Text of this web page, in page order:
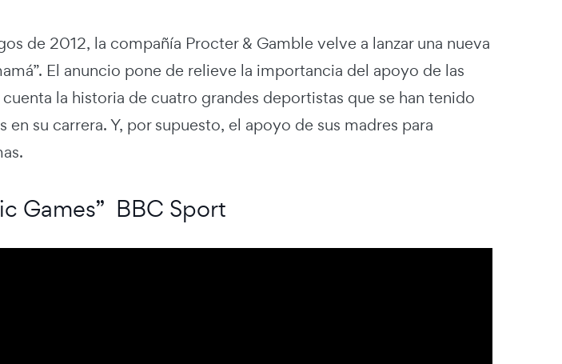
de 2012, la compañía Procter & Gamble velve a lanzar una nueva
El anuncio pone de relieve la importancia del apoyo de las
la historia de cuatro grandes deportistas que se han tenido
su carrera. Y, por supuesto, el apoyo de sus madres para
BBC Sport